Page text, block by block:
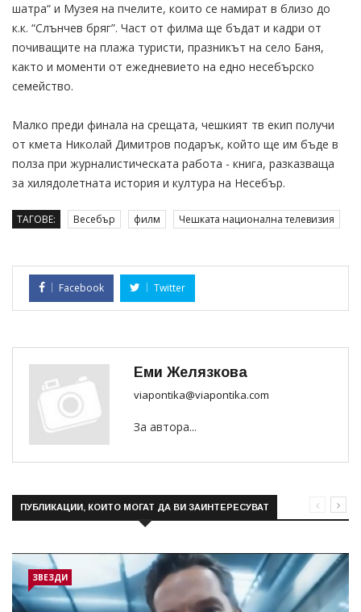
шатра“ и Музея на пчелите, които се намират в близо до
к.к. “Слънчев бряг”. Част от филма ще бъдат и кадри от
почиващите на плажа туристи, празникът на село Баня,
както и моменти от ежедневието на едно несебърско
семейство.
Малко преди финала на срещата, чешкият тв екип получи
от кмета Николай Димитров подарък, който ще им бъде в
полза при журналистическата работа - книга, разказваща
за хилядолетната история и култура на Несебър.
ТАГОВЕ: Весебър филм Чешката национална телевизия
Facebook Twitter
Еми Желязкова
viapontika@viapontika.com
За автора...
ПУБЛИКАЦИИ, КОИТО МОГАТ ДА ВИ ЗАИНТЕРЕСУВАТ
ЗВЕЗДИ